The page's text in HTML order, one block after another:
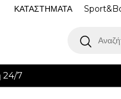
ΚΑΤΑΣΤΗΜΑΤΑ